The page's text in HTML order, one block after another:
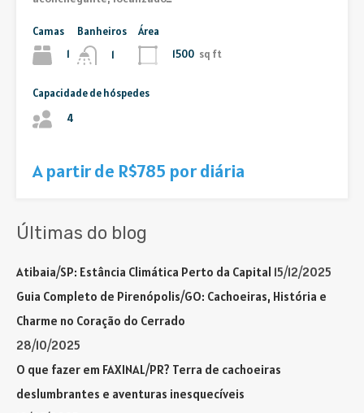
Camas
1
Banheiros
1
Área
1500 sq ft
Capacidade de hóspedes
4
A partir de R$785 por diária
Últimas do blog
Atibaia/SP: Estância Climática Perto da Capital 15/12/2025
Guia Completo de Pirenópolis/GO: Cachoeiras, História e
Charme no Coração do Cerrado
28/10/2025
O que fazer em FAXINAL/PR? Terra de cachoeiras
deslumbrantes e aventuras inesquecíveis